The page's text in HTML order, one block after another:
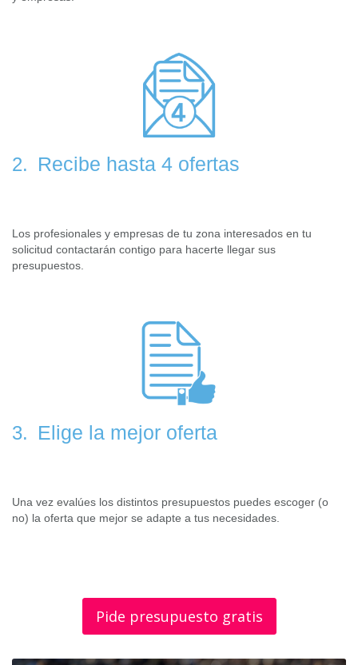
2. Recibe hasta 4 ofertas
Los profesionales y empresas de tu zona interesados en tu
solicitud contactarán contigo para hacerte llegar sus
presupuestos.
3. Elige la mejor oferta
Una vez evalúes los distintos presupuestos puedes escoger (o
no) la oferta que mejor se adapte a tus necesidades.
Pide presupuesto gratis